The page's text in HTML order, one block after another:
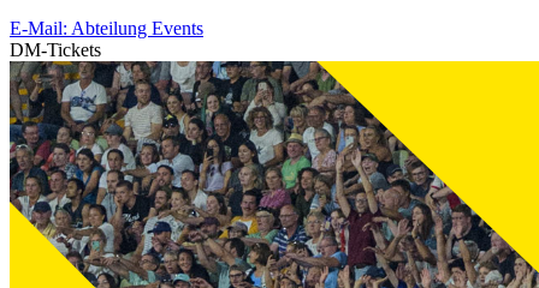
E-Mail: Abteilung Events
DM-Tickets